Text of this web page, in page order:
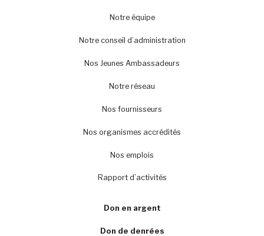
Notre équipe
Notre conseil d’administration
Nos Jeunes Ambassadeurs
Notre réseau
Nos fournisseurs
Nos organismes accrédités
Nos emplois
Rapport d’activités
Don en argent
Don de denrées